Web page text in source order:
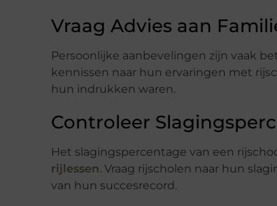
Vraag Advies aan
Persoonlijke aanbevelingen zijn vaak
kennissen naar hun ervaringen met
hun indrukken waren.
Controleer
Het slagingspercentage van een
rijlessen. Vraag rijscholen naar hun
van hun succesrecord.